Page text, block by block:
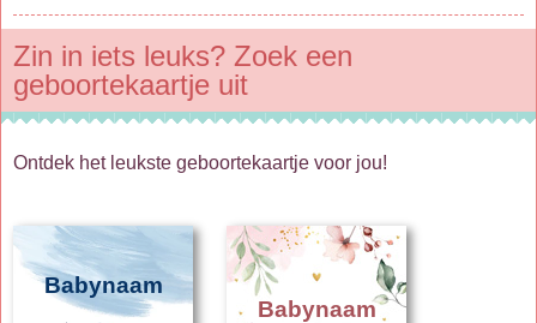
Zin in iets leuks? Zoek een
geboortekaartje uit
Ontdek het leukste geboortekaartje voor jou!
Babynaam
Babynaam